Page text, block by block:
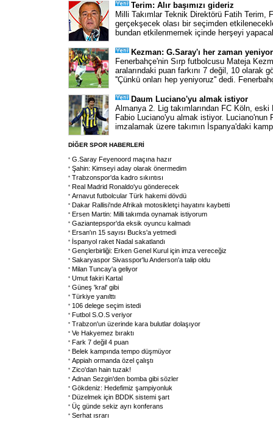
Terim: Alır başımızı gideriz
Milli Takımlar Teknik Direktörü Fatih Terim,
gerçekşecek olası bir seçimden
bundan etkilenmemek içinde herşeyi
Kezman: G.Saray'ı her zaman
Fenerbahçe'nin Sırp futbolcusu Mateja
aralarındaki puan farkını 7 değil, 10 olarak
''Çünkü onları hep yeniyoruz'' dedi.
Daum Luciano'yu almak istiyor
Almanya 2. Lig takımlarından FC Köln,
Fabio Luciano'yu almak istiyor. Luciano'nun
imzalamak üzere takımın İspanya'daki
DİĞER SPOR HABERLERİ
G.Saray Feyenoord maçına hazır
Şahin: Kimseyi aday olarak önermedim
Trabzonspor'da kadro sıkıntısı
Real Madrid Ronaldo'yu gönderecek
Arnavut futbolcular Türk hakemi dövdü
Dakar Rallisi'nde Afrikalı motosikletçi hayatını kaybetti
Ersen Martin: Milli takımda oynamak istiyorum
Gaziantepspor'da eksik oyuncu kalmadı
Ersan'ın 15 sayısı Bucks'a yetmedi
İspanyol raket Nadal sakatlandı
Gençlerbirliği: Erken Genel Kurul için imza vereceğiz
Sakaryaspor Sivasspor'lu Anderson'a talip oldu
Milan Tuncay'a geliyor
Umut fakiri Kartal
Güneş 'kral' gibi
Türkiye yanılttı
106 delege seçim istedi
Futbol S.O.S veriyor
Trabzon'un üzerinde kara bulutlar dolaşıyor
Ve Hakyemez bıraktı
Fark 7 değil 4 puan
Belek kampında tempo düşmüyor
Appiah ormanda özel çalıştı
Zico'dan hain tuzak!
Adnan Sezgin'den bomba gibi sözler
Gökdeniz: Hedefimiz şampiyonluk
Düzelmek için BDDK sistemi şart
Üç günde sekiz ayrı konferans
Serhat ısrarı